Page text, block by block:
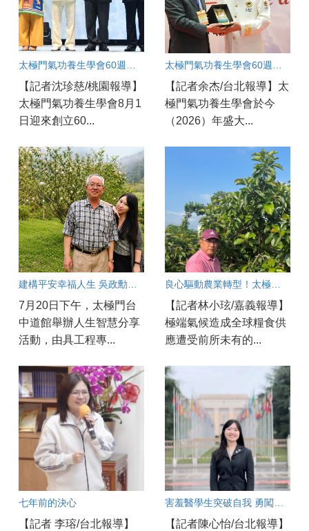
【記者沈珍慈/桃園報導】
太極門氣功養生學會8月1
日迎來創立60...
【記者余杰/台北報導】太
極門氣功養生學會於今
（2026）年盛大...
7月20日下午，太極門台
中道館舉辦人生智慧分享
活動，由具工程專...
【記者林小玹/嘉義報導】
極端氣候造成全球糧食供
應遭受前所未有的...
七年前的決心
【記者 李瑢/台北報導】
害羞醫學生突破自我 勇闖WHA國際舞台 入選百億圓夢計畫
【記者陳心怡/台北報導】